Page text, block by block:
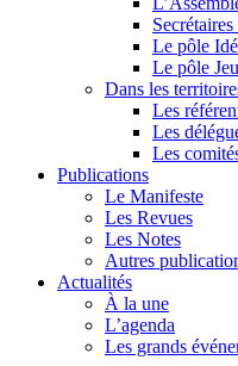
Le pôle
Le pôle
Dans les
Les
Les
Les
Publications
Le Manifeste
Les Revues
Les Notes
Autres
Actualités
À la une
L’agenda
Les grands